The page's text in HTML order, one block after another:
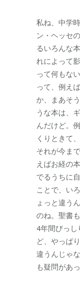
私ね、中学
ン・ヘッセ
るいろんな
れによって
って何もな
って、例え
か、まあそ
うな本は、
んだけど。
くりときて
それが今ま
えばお経の
でるうちに
ことで、い
ょっと違う
のね。聖書
4年間びっ
ど、やっぱ
違うんじゃ
も疑問があ